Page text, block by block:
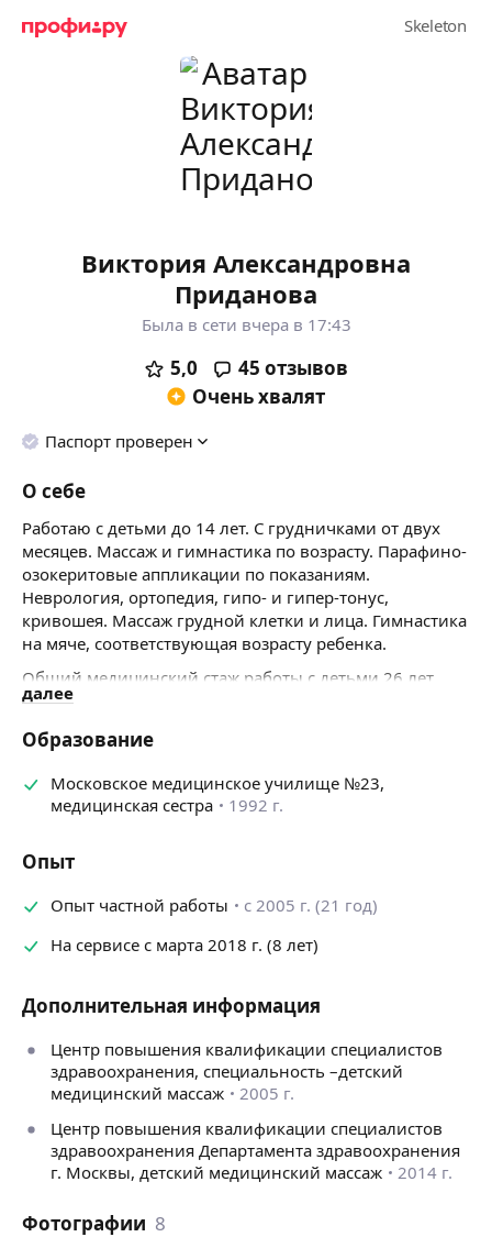
Виктория Александровна
Приданова
Была в сети вчера в 17:43
5,0 45 отзывов
Очень хвалят
Паспорт проверен
О себе
Работаю с детьми до 14 лет. С грудничками от двух
месяцев. Массаж и гимнастика по возрасту. Парафино-
озокеритовые аппликации по показаниям.
Неврология, ортопедия, гипо- и гипер-тонус,
кривошея. Массаж грудной клетки и лица. Гимнастика
на мяче, соответствующая возрасту ребенка.
Общий медицинский стаж работы с детьми 26 лет.
Опыт работы в детской городской поликлинике
и детям до 14 лет). Мед. центр, Детство плюс,
и по настоящее время работаю в мед. центре, детский
массажист, частная практика.
далее
Образование
Московское медицинское училище №23,
медицинская сестра
1992 г.
Опыт
Опыт частной работы
с 2005 г. (21 год)
На сервисе с марта 2018 г. (8 лет)
Дополнительная информация
Центр повышения квалификации специалистов
здравоохранения, специальность –детский
медицинский массаж
2005 г.
Центр повышения квалификации специалистов
здравоохранения Департамента здравоохранения
г. Москвы, детский медицинский массаж
2014 г.
Фотографии 8